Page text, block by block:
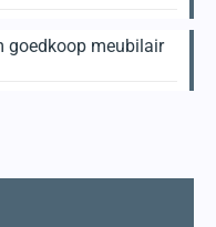
goedkoop meubilair